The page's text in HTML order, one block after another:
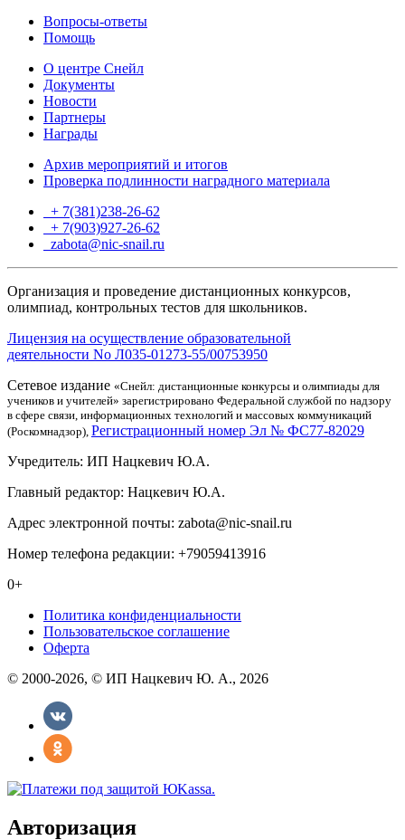
Вопросы-ответы
Помощь
О центре Снейл
Документы
Новости
Партнеры
Награды
Архив мероприятий и итогов
Проверка подлинности наградного материала
+ 7(381)238-26-62
+ 7(903)927-26-62
zabota@nic-snail.ru
Организация и проведение дистанционных конкурсов,
олимпиад, контрольных тестов для школьников.
Лицензия на осуществление образовательной
деятельности No Л035-01273-55/00753950
Сетевое издание «Снейл: дистанционные конкурсы и олимпиады для
учеников и учителей» зарегистрировано Федеральной службой по надзору
в сфере связи, информационных технологий и массовых коммуникаций
(Роскомнадзор), Регистрационный номер Эл № ФС77-82029
Учредитель: ИП Нацкевич Ю.А.
Главный редактор: Нацкевич Ю.А.
Адрес электронной почты: zabota@nic-snail.ru
Номер телефона редакции: +79059413916
0+
Политика конфиденциальности
Пользовательское соглашение
Оферта
© 2000-2026, © ИП Нацкевич Ю. А., 2026
Авторизация